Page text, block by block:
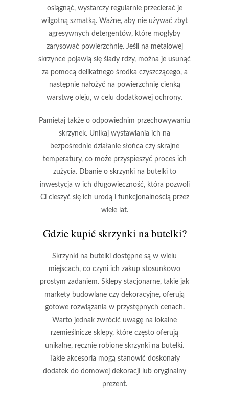
osiągnąć, wystarczy regularnie przecierać je
wilgotną szmatką. Ważne, aby nie używać zbyt
agresywnych detergentów, które mogłyby
zarysować powierzchnię. Jeśli na metalowej
skrzynce pojawią się ślady rdzy, można je usunąć
za pomocą delikatnego środka czyszczącego, a
następnie nałożyć na powierzchnię cienką
warstwę oleju, w celu dodatkowej ochrony.
Pamiętaj także o odpowiednim przechowywaniu
skrzynek. Unikaj wystawiania ich na
bezpośrednie działanie słońca czy skrajne
temperatury, co może przyspieszyć proces ich
zużycia. Dbanie o skrzynki na butelki to
inwestycja w ich długowieczność, która pozwoli
Ci cieszyć się ich urodą i funkcjonalnością przez
wiele lat.
Gdzie kupić skrzynki na butelki?
Skrzynki na butelki dostępne są w wielu
miejscach, co czyni ich zakup stosunkowo
prostym zadaniem. Sklepy stacjonarne, takie jak
markety budowlane czy dekoracyjne, oferują
gotowe rozwiązania w przystępnych cenach.
Warto jednak zwrócić uwagę na lokalne
rzemieślnicze sklepy, które często oferują
unikalne, ręcznie robione skrzynki na butelki.
Takie akcesoria mogą stanowić doskonały
dodatek do domowej dekoracji lub oryginalny
prezent.